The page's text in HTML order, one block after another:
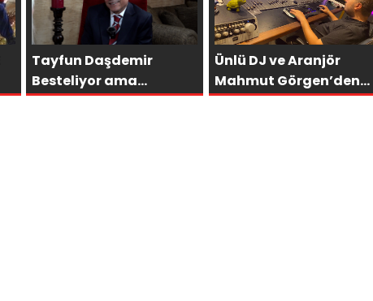
Tayfun Daşdemir
Besteliyor ama
hedeflerine
Ünlü DJ ve Aranjör
Mahmut Görgen’den
Yeni Uluslararası Tekli: